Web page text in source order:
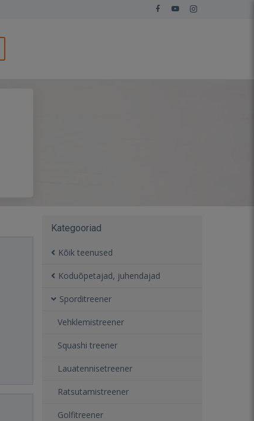
Kategooriad
Kõik teenused
Koduõpetajad, juhendajad
Sporditreener
Vehklemistreener
Squashi treener
Lauatennisetreener
Ratsutamistreener
Golfitreener